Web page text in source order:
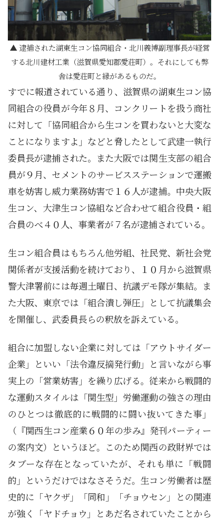
逮捕された湖東生コン協同組合・北川義博副理事長が経営
する北川建材工業（滋賀県愛知郡愛荘町）。それにしても弊
舎は愛荘町と縁があるものだ。
すでに報道されている通り、滋賀県の湖東生コン協
同組合の役員が今年８月、コンクリートを扱う商社
に対して「協同組合から生コンを買わないと大変な
ことになりますよ」などと脅したとして武建一執行
委員長が逮捕された。また大阪では関生支部の組合
員が９月、セメントのサービスステーションで運搬
車を妨害し威力業務妨害で１６人が逮捕。中央大阪
生コン、大津生コン協組など合わせて組合役員・組
合員のべ４０人、事業者が７名が逮捕されている。
生コン組合員はもちろん他労組、社民党、新社会党
関係者が支援活動を続けており、１０月から滋賀県
警大津署前には毎週土曜日、抗議デモ隊が集結。ま
た大阪、東京では「組合潰し弾圧」として抗議集会
を開催し、武委員長らの釈放を訴えている。
組合に加盟しない企業に対しては「アウトサイダー
企業」といい「法令違反摘発行動」と言いながら事
実上の「営業妨害」を繰り広げる。従来から戦闘的
な運動スタイルは「関生型」労働運動の強さの理由
のひとつは徹底的に戦闘的に闘い抜いてきた事」
（『関西生コン産業６０年の歩み』発刊パーティー
の案内文）というほど。このため関西の政財界では
タブーな存在となっていたが、それも単に「戦闘
的」というだけではなさそうだ。生コン労働者は歴
史的に「ヤクザ」「同和」「チョウセン」との関連
が強く「ヤドチョウ」とあだ名されていたことから